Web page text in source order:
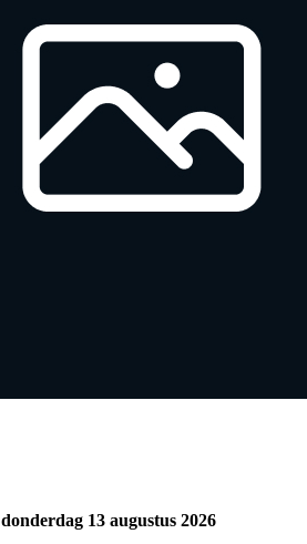
donderdag 13 augustus 2026